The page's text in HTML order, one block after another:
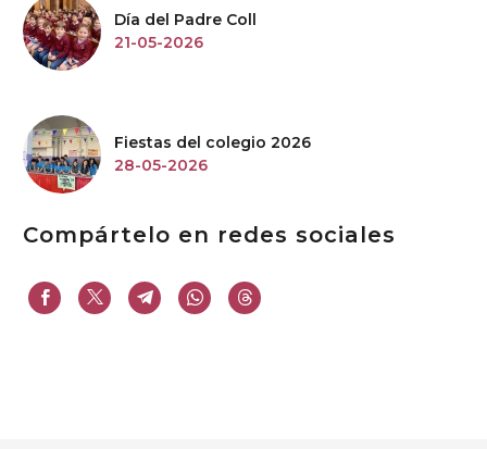
Día del Padre Coll
21-05-2026
Fiestas del colegio 2026
28-05-2026
Compártelo en redes sociales